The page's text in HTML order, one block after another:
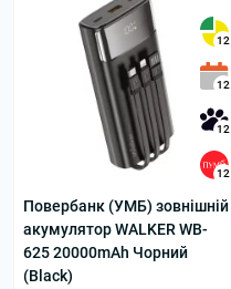
12
12
12
12
Повербанк (УМБ) зовнішній
акумулятор WALKER WB-
625 20000mAh Чорний
(Black)